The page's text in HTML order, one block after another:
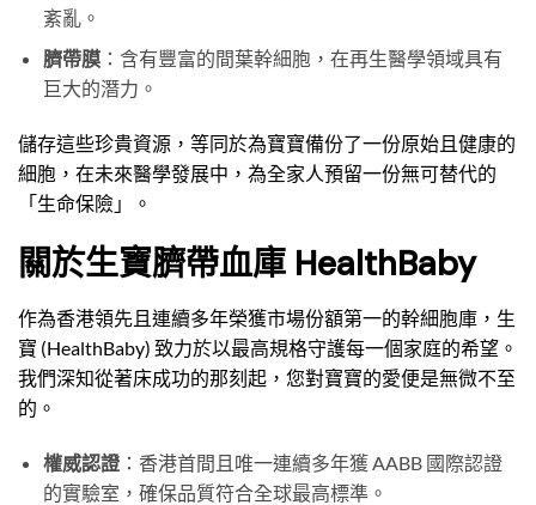
紊亂。
臍帶膜：含有豐富的間葉幹細胞，在再生醫學領域具有
巨大的潛力。
儲存這些珍貴資源，等同於為寶寶備份了一份原始且健康的
細胞，在未來醫學發展中，為全家人預留一份無可替代的
「生命保險」。
關於生寶臍帶血庫 HealthBaby
作為香港領先且連續多年榮獲市場份額第一的幹細胞庫，生
寶 (HealthBaby) 致力於以最高規格守護每一個家庭的希望。
我們深知從著床成功的那刻起，您對寶寶的愛便是無微不至
的。
權威認證：香港首間且唯一連續多年獲 AABB 國際認證
的實驗室，確保品質符合全球最高標準。